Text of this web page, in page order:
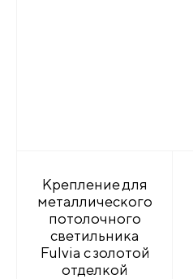
Крепление для
металлического
потолочного
светильника
Fulvia с золотой
отделкой